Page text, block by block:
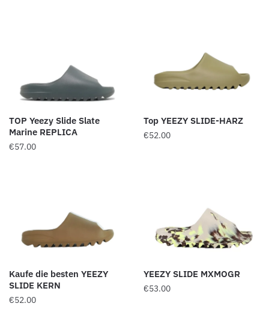
TOP Yeezy Slide Slate
Marine REPLICA
€57.00
Top YEEZY SLIDE-HARZ
€52.00
Kaufe die besten YEEZY
SLIDE KERN
€52.00
YEEZY SLIDE MXMOGR
€53.00